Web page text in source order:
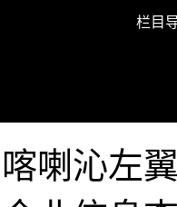
栏目
喀喇沁左